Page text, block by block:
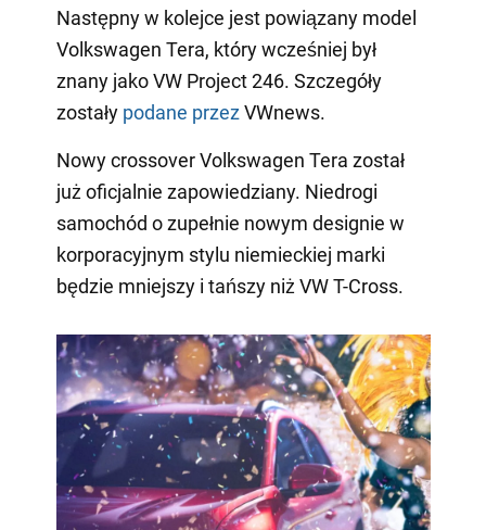
Następny w kolejce jest powiązany model
Volkswagen Tera, który wcześniej był
znany jako VW Project 246. Szczegóły
zostały podane przezVWnews.
Nowy crossover Volkswagen Tera został
już oficjalnie zapowiedziany. Niedrogi
samochód o zupełnie nowym designie w
korporacyjnym stylu niemieckiej marki
będzie mniejszy i tańszy niż VW T-Cross.